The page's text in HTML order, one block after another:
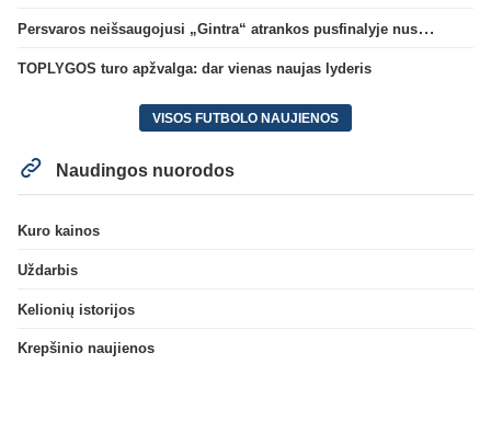
Persvaros neišsaugojusi „Gintra“ atrankos pusfinalyje nusileido Škotijos čempionėms
TOPLYGOS turo apžvalga: dar vienas naujas lyderis
VISOS FUTBOLO NAUJIENOS
Naudingos nuorodos
Kuro kainos
Uždarbis
Kelionių istorijos
Krepšinio naujienos